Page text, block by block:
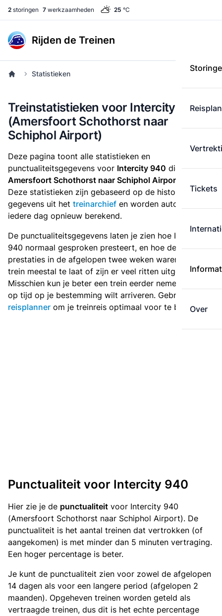
2 storingen 7 werkzaamheden 25 °C
Rijden de Treinen
Tickets
Over
Statistieken
Treinstatistieken voor Intercity 940
(Amersfoort Schothorst naar
Schiphol Airport)
Deze pagina toont alle statistieken en
punctualiteitsgegevens voor Intercity 940 dievan
Amersfoort Schothorst naar Schiphol Airport
Deze statistieken zijn gebaseerd op de historische
gegevens uit het treinarchief en worden automatisch
iedere dag opnieuw berekend.
De punctualiteitsgegevens laten je zien hoe Intercity
940 normaal gesproken presteert, en hoe de
prestaties in de afgelopen twee weken waren. Is deze
trein meestal te laat of zijn er veel ritten uitgevallen?
Misschien kun je beter een trein eerder nemen als je
op tijd op je bestemming wilt arriveren. Gebruik de
reisplanner om je treinreis optimaal voor te bereiden.
Punctualiteit voor Intercity 940
Hier zie je de punctualiteit voor Intercity 940
(Amersfoort Schothorst naar Schiphol Airport). De
punctualiteit is het aantal treinen dat vertrokken (of
aangekomen) is met minder dan 5 minuten vertraging.
Een hoger percentage is beter.
Je kunt de punctualiteit zien voor zowel de afgelopen
14 dagen als voor een langere period (afgelopen 2
maanden). Opgeheven treinen worden geteld als
vertraagde treinen, dus dit is het echte percentage